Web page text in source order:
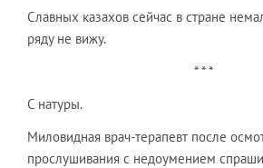
Славных казахов сейчас в стране
ряду не вижу.
* * *
С натуры.
Миловидная врач-терапевт после
прослушивания с недоумением